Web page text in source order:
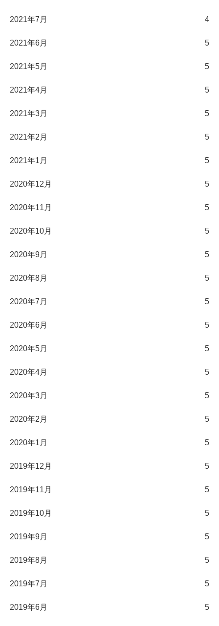
2021年7月 4
2021年6月 5
2021年5月 5
2021年4月 5
2021年3月 5
2021年2月 5
2021年1月 5
2020年12月 5
2020年11月 5
2020年10月 5
2020年9月 5
2020年8月 5
2020年7月 5
2020年6月 5
2020年5月 5
2020年4月 5
2020年3月 5
2020年2月 5
2020年1月 5
2019年12月 5
2019年11月 5
2019年10月 5
2019年9月 5
2019年8月 5
2019年7月 5
2019年6月 5